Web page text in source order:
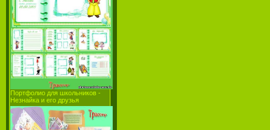
Портфолио для школьников -
Незнайка и его друзья